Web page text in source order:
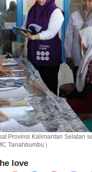
Provinsi Kalimantan Selatan
Tanahbumbu)
love